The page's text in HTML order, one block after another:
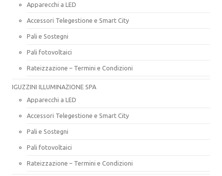
Apparecchi a LED
Accessori Telegestione e Smart City
Pali e Sostegni
Pali fotovoltaici
Rateizzazione – Termini e Condizioni
IGUZZINI ILLUMINAZIONE SPA
Apparecchi a LED
Accessori Telegestione e Smart City
Pali e Sostegni
Pali fotovoltaici
Rateizzazione – Termini e Condizioni